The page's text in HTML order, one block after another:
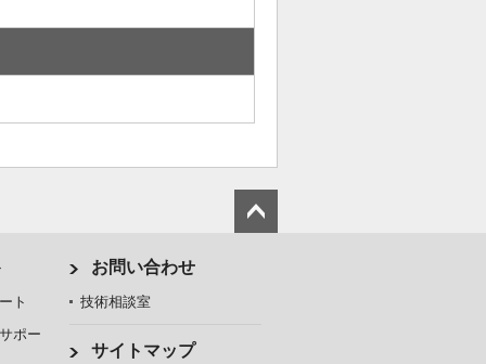
ト
ポー
お問い合わせ
技術相談室
サイトマップ